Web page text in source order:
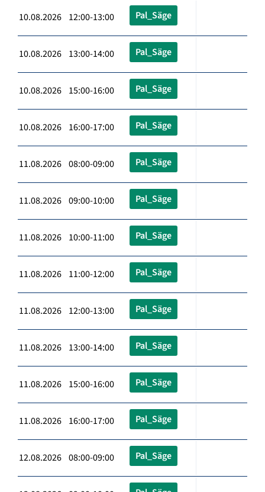
10.08.2026 12:00-13:00 Pal_Säge
10.08.2026 13:00-14:00 Pal_Säge
10.08.2026 15:00-16:00 Pal_Säge
10.08.2026 16:00-17:00 Pal_Säge
11.08.2026 08:00-09:00 Pal_Säge
11.08.2026 09:00-10:00 Pal_Säge
11.08.2026 10:00-11:00 Pal_Säge
11.08.2026 11:00-12:00 Pal_Säge
11.08.2026 12:00-13:00 Pal_Säge
11.08.2026 13:00-14:00 Pal_Säge
11.08.2026 15:00-16:00 Pal_Säge
11.08.2026 16:00-17:00 Pal_Säge
12.08.2026 08:00-09:00 Pal_Säge